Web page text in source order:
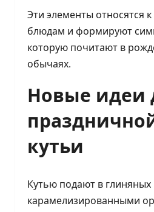
Эти элементы относятся
блюдам и формируют
которую почитают в
обычаях.
Новые идеи
кутьи
Кутью подают в
карамелизированными